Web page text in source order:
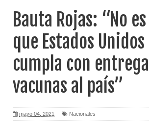
Bauta Rojas: “No
que Estados
cumpla con
vacunas al país”
mayo 04, 2021 Nacionales